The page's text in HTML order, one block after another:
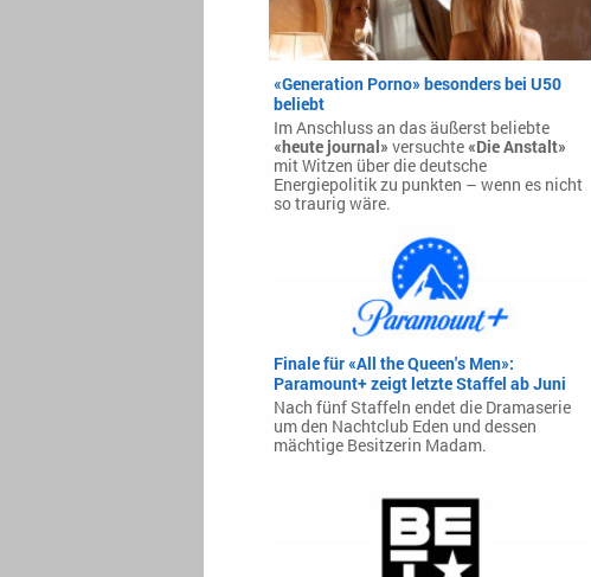
«Generation Porno» besonders bei U50
beliebt
Im Anschluss an das äußerst beliebte
«heute journal» versuchte «Die Anstalt»
mit Witzen über die deutsche
Energiepolitik zu punkten – wenn es nicht
so traurig wäre.
Finale für «All the Queen's Men»:
Paramount+ zeigt letzte Staffel ab Juni
Nach fünf Staffeln endet die Dramaserie
um den Nachtclub Eden und dessen
mächtige Besitzerin Madam.